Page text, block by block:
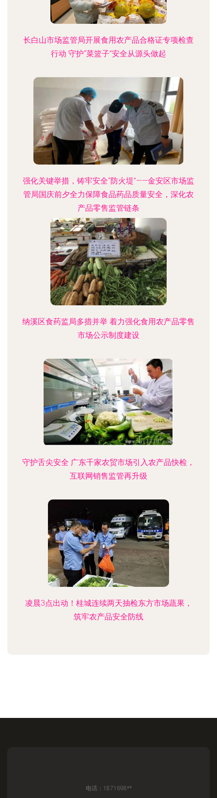
长白山市场监管局开展食用农产品合格证专项检查
行动 守护“菜篮子”安全从源头做起
强化关键举措，铸牢安全“防火堤”——金安区市场监
管局国庆前夕全力保障食品药品质量安全，深化农
产品零售监管链条
纳溪区食药监局多措并举 着力强化食用农产品零售
市场公示制度建设
守护舌尖安全 广东千家农贸市场引入农产品快检，
互联网销售监管再升级
凌晨3点出动！桂城连续两天抽检东方市场蔬果，
筑牢农产品安全防线
电话：1871698**